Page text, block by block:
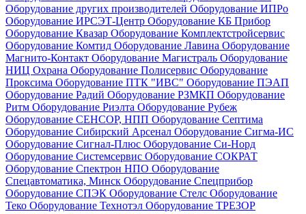
Оборудование других производителей Оборудование ИПРо
Оборудование ИРСЭТ-Центр Оборудование КБ Прибор
Оборудование Квазар Оборудование Комплектстройсервис
Оборудование Комтид Оборудование Лавина Оборудование
Магнито-Контакт Оборудование Магистраль Оборудование
НИЦ Охрана Оборудование Полисервис Оборудование
Проксима Оборудование ПТК "ИВС" Оборудование ПЭАП
Оборудование Радий Оборудование РЗМКП Оборудование
Ритм Оборудование Риэлта Оборудование Рубеж
Оборудование СЕНСОР, НПП Оборудование Септима
Оборудование Сибирский Арсенал Оборудование Сигма-ИС
Оборудование Сигнал-Плюс Оборудование Си-Норд
Оборудование Системсервис Оборудование СОКРАТ
Оборудование Спектрон НПО Оборудование
Спецавтоматика, Минск Оборудование Спецприбор
Оборудование СПЭК Оборудование Стелс Оборудование
Теко Оборудование Технотэл Оборудование ТРЕЗОР